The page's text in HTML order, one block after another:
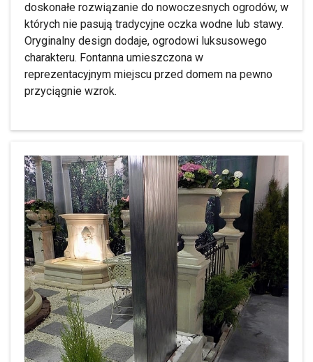
doskonałe rozwiązanie do nowoczesnych ogrodów, w
których nie pasują tradycyjne oczka wodne lub stawy.
Oryginalny design dodaje, ogrodowi luksusowego
charakteru. Fontanna umieszczona w
reprezentacyjnym miejscu przed domem na pewno
przyciągnie wzrok.